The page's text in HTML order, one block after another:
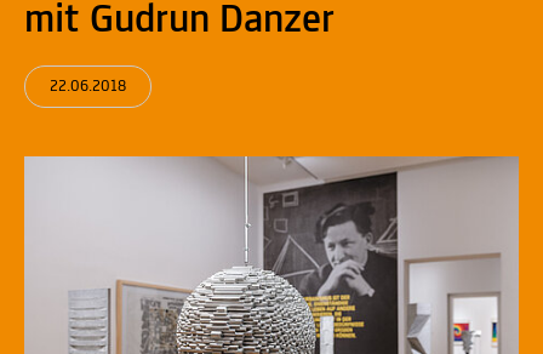
mit Gudrun Danzer
22.06.2018